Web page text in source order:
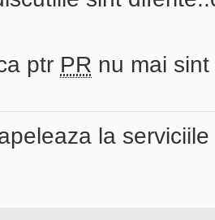
ptr PR nu mai
la